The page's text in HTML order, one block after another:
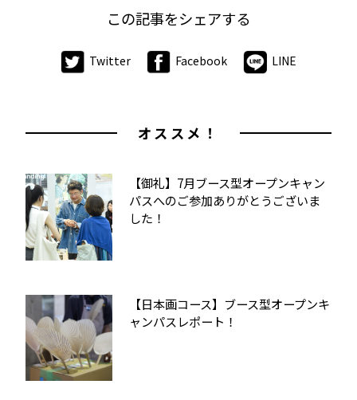
この記事をシェアする
Twitter Facebook LINE
オススメ！
【御礼】7月ブース型オープンキャン
パスへのご参加ありがとうございま
した！
【日本画コース】ブース型オープンキ
ャンパスレポート！